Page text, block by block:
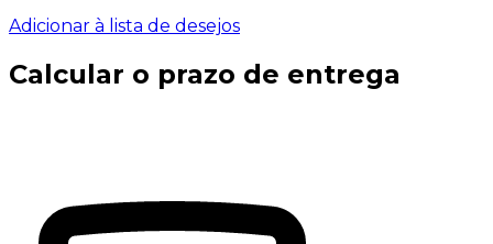
Adicionar à lista de desejos
Calcular o prazo de entrega